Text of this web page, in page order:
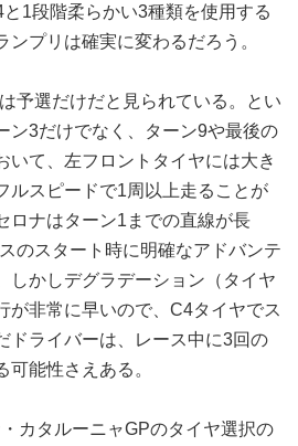
1段階柔らかい3種類を使用する
ンプリは確実に変わるだろう。
予選だけだと見られている。とい
ン3だけでなく、ターン9や最後の
いて、左フロントタイヤには大き
ルスピードで1周以上走ることが
ロナはターン1までの直線が長
のスタート時に明確なアドバンテ
しかしデグラデーション（タイヤ
が非常に早いので、C4タイヤでス
ドライバーは、レース中に3回の
可能性さえある。
カタルーニャGPのタイヤ選択の